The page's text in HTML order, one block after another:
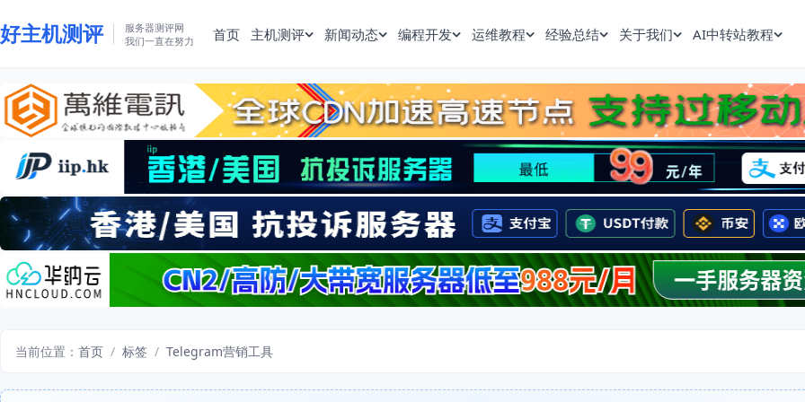
好主机测评
服务器测评网
我们一直在努力
首页 主机测评 新闻动态 编程开发 运维教程 经验总结 关于我们 AI中转站教程
当前位置： 首页 / 标签 / Telegram营销工具